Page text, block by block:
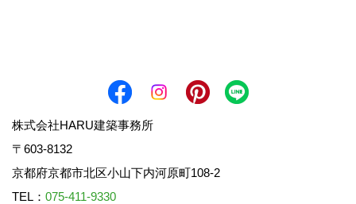
株式会社HARU建築事務所
〒603-8132
京都府京都市北区小山下内河原町108-2
TEL： 075-411-9330